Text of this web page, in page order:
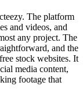
The platform
and videos, and
any project. The
and the
stock websites. It
media content,
footage that